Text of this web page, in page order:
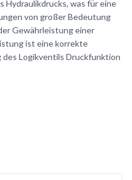
Hydraulikdrucks, was für eine
von großer Bedeutung
Gewährleistung einer
ist eine korrekte
Logikventils Druckfunktion